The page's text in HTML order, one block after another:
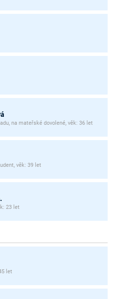
na mateřské dovolené, věk: 36 let
věk: 39 let
23 let
let